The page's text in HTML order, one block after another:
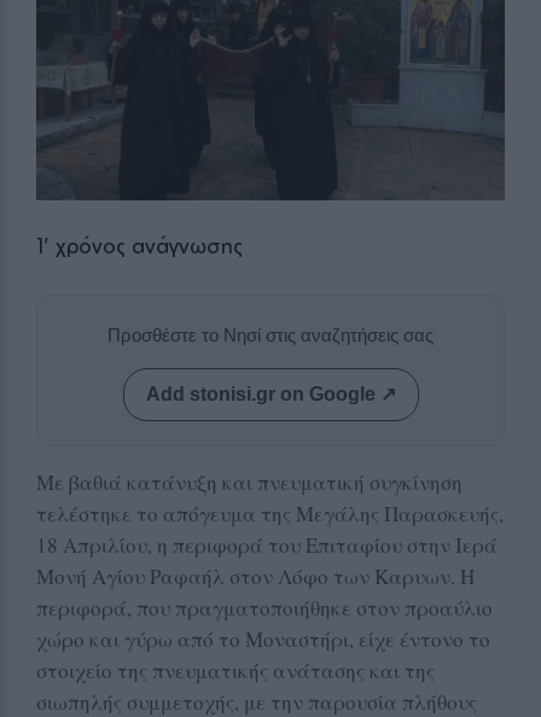
1' χρόνος ανάγνωσης
Προσθέστε το Νησί στις αναζητήσεις σας
Add stonisi.gr on Google ↗
Με βαθιά κατάνυξη και πνευματική συγκίνηση
τελέστηκε το απόγευμα της Μεγάλης Παρασκευής,
18 Απριλίου, η περιφορά του Επιταφίου στην Ιερά
Μονή Αγίου Ραφαήλ στον Λόφο των Καρυων. Η
περιφορά, που πραγματοποιήθηκε στον προαύλιο
χώρο και γύρω από το Μοναστήρι, είχε έντονο το
στοιχείο της πνευματικής ανάτασης και της
σιωπηλής συμμετοχής, με την παρουσία πλήθους